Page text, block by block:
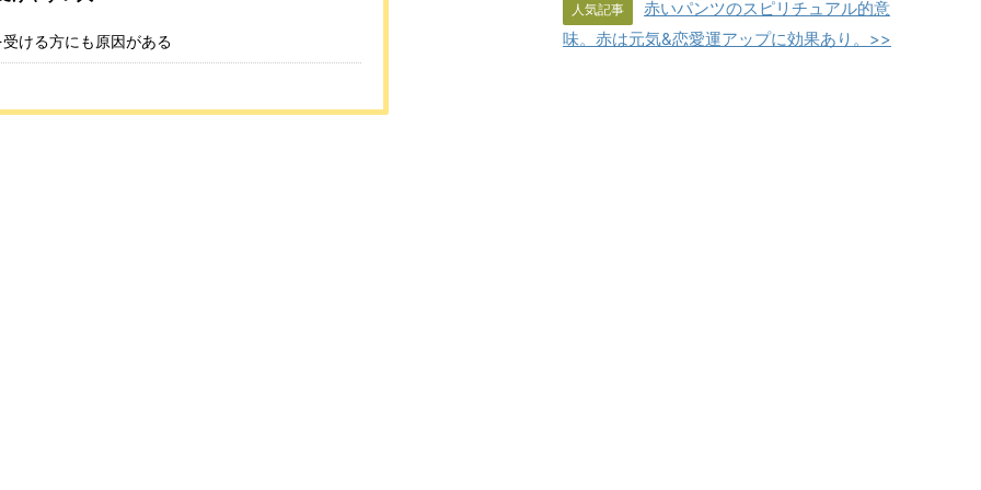
ける方にも原因がある
人気記事
赤いパンツのスピリチュアル的意
味。赤は元気&恋愛運アップに効果あり。>>